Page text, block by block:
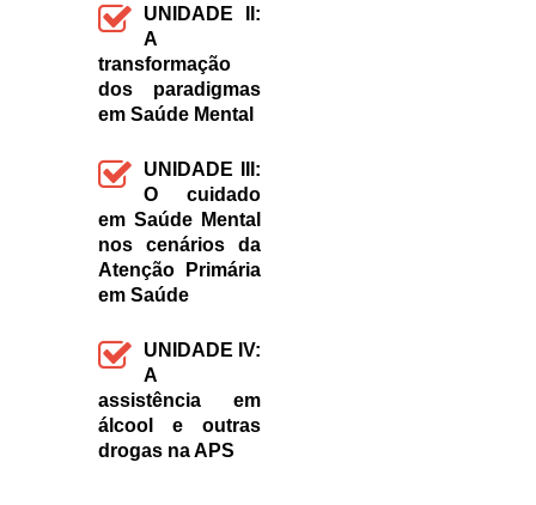
UNIDADE II:
A
transformação
dos paradigmas
em Saúde Mental
UNIDADE III:
O cuidado
em Saúde Mental
nos cenários da
Atenção Primária
em Saúde
UNIDADE IV:
A
assistência em
álcool e outras
drogas na APS